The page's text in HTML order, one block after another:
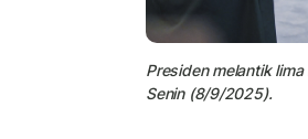
Presiden melantik
Senin (8/9/2025).